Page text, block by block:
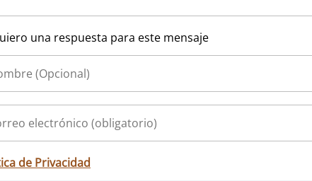
una respuesta para este mensaje
de Privacidad